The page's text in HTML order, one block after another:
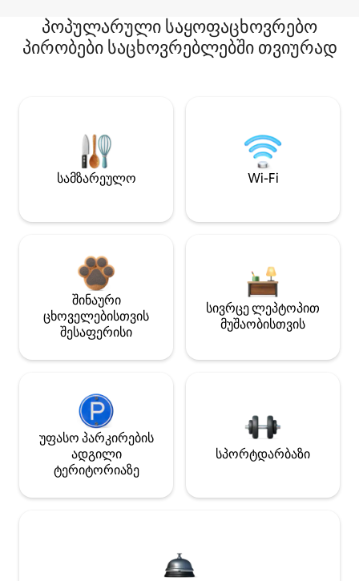
პოპულარული საყოფაცხოვრებო
პირობები საცხოვრებლებში თვიურად
სამზარეულო Wi-Fi
შინაური
ცხოველებისთვის
შესაფერისი
სივრცე ლეპტოპით
მუშაობისთვის
უფასო პარკირების
ადგილი
ტერიტორიაზე
სპორტდარბაზი